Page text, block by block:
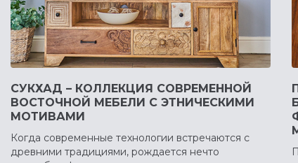
СУКХАД – КОЛЛЕКЦИЯ СОВРЕМЕННОЙ
ВОСТОЧНОЙ МЕБЕЛИ С ЭТНИЧЕСКИМИ
МОТИВАМИ
Когда современные технологии встречаются с
древними традициями, рождается нечто